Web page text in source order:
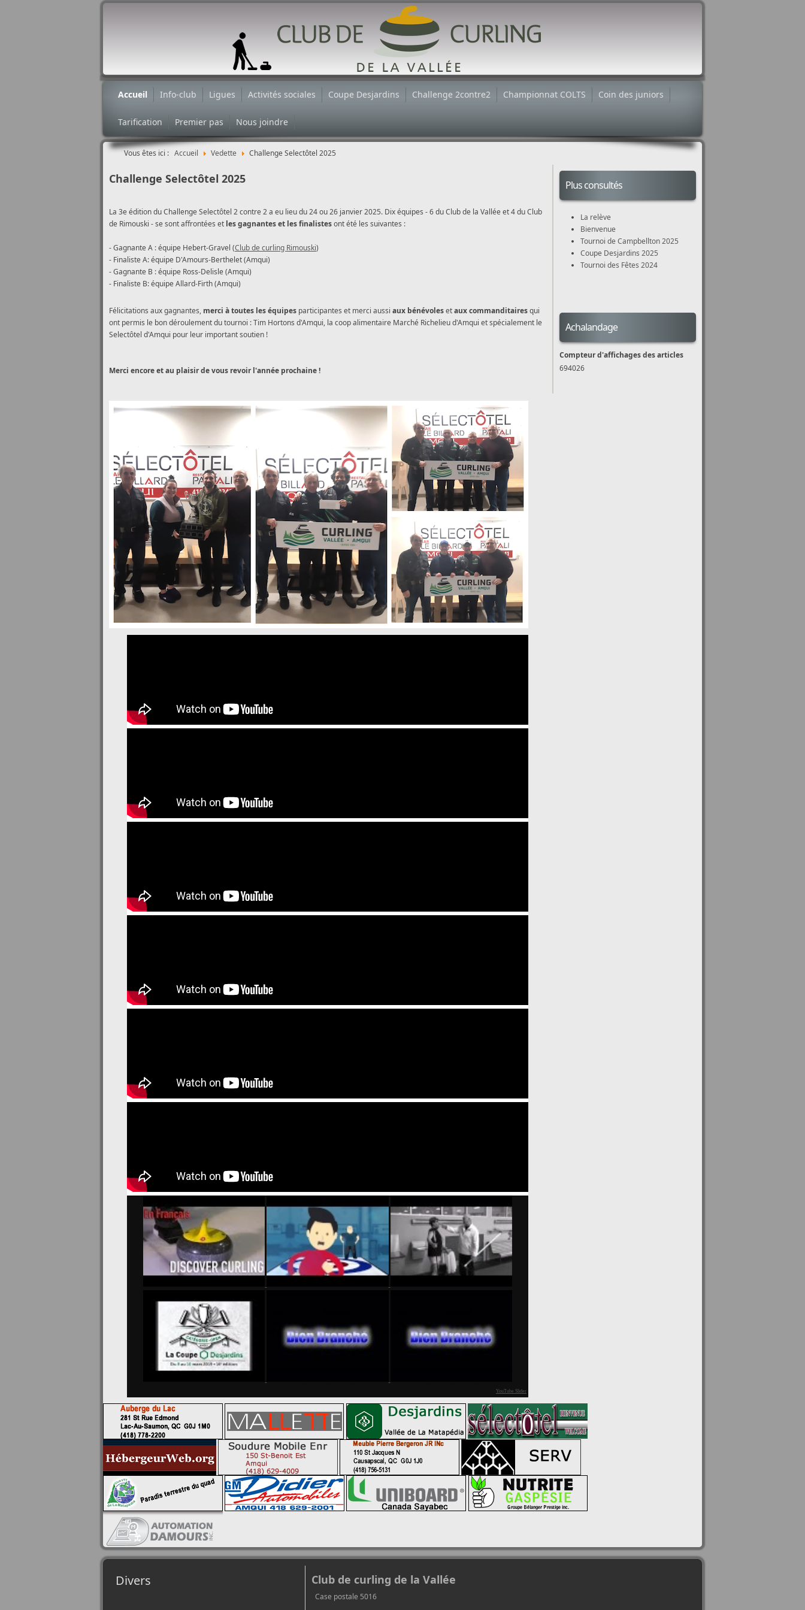
Accueil Info-club Ligues Activités sociales Coupe Desjardins Challenge 2contre2 Championnat COLTS Coin des juniors
Tarification Premier pas Nous joindre
Vous êtes ici : Accueil Vedette Challenge Selectôtel 2025
Challenge Selectôtel 2025
La 3e édition du Challenge Selectôtel 2 contre 2 a eu lieu du 24 ou 26 janvier 2025. Dix équipes - 6 du Club de la Vallée et 4 du Club
de Rimouski - se sont affrontées et les gagnantes et les finalistesont été les suivantes :
- Gagnante A : équipe Hebert-Gravel (Club de curling Rimouski)
- Finaliste A: équipe D'Amours-Berthelet (Amqui)
- Gagnante B : équipe Ross-Delisle (Amqui)
- Finaliste B: équipe Allard-Firth (Amqui)
Félicitations aux gagnantes, merci à toutes les équipes participantes et merci aussi aux bénévolesetaux commanditairesqui
ont permis le bon déroulement du tournoi : Tim Hortons d'Amqui, la coop alimentaire Marché Richelieu d'Amqui et spécialement le
Selectôtel d'Amqui pour leur important soutien !
Merci encore et au plaisir de vous revoir l'année prochaine !
YouTube Slider
Plus consultés
La relève
Bienvenue
Tournoi de Campbellton 2025
Coupe Desjardins 2025
Tournoi des Fêtes 2024
Achalandage
Compteur d'affichages des articles
694026
Divers Club de curling de la Vallée
Case postale 5016